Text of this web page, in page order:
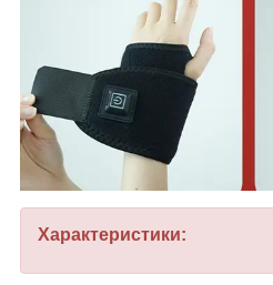
Характеристики: